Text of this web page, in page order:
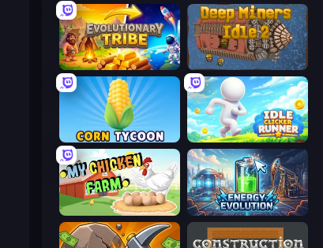
Evolutionary Tribe Deep Miners Idle 2
Corn Tycoon Idle Clicker Runner
My Chicken Farm Energy Evolution